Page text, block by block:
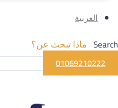
العربية
Search
01069210222